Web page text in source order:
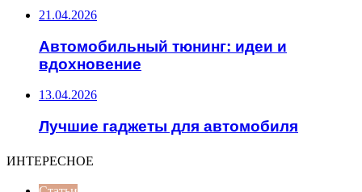
21.04.2026
Автомобильный тюнинг: идеи и
вдохновение
13.04.2026
Лучшие гаджеты для автомобиля
ИНТЕРЕСНОЕ